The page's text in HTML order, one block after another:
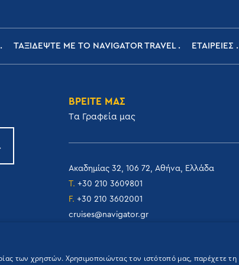
ΤΑΞΙΔΕΨΤΕ ΜΕ ΤΟ NAVIGATOR TRAVEL ΕΤΑΙΡΕΙΕΣ
ΒΡΕΙΤΕ ΜΑΣ
Tα Γραφεία μας
Ακαδημίας 32, 106 72, Αθήνα, Ελλάδα
T. +30 210 3609801
F. +30 210 3602001
cruises@navigator.gr
των χρηστών. Χρησιμοποιώντας τον ιστότοπό μας, παρέχετε τη